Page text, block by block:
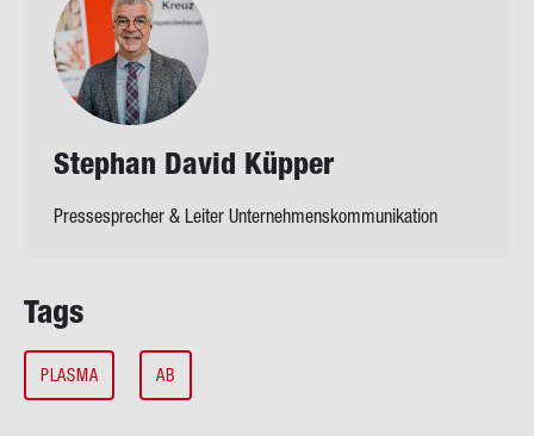
Ste­phan David Küp­per
Pressesprecher & Leiter Unternehmenskommunikation
Tags
PLASMA AB